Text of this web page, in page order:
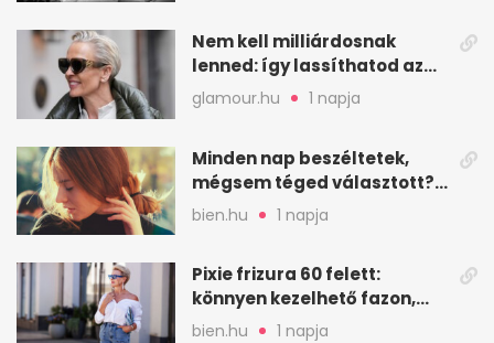
Nem kell milliárdosnak
lenned: így lassíthatod az
öregedést a biológus szerint
glamour.hu 1 napja
Minden nap beszéltetek,
mégsem téged választott?
Ez az érzelmi csapda
bien.hu 1 napja
Pixie frizura 60 felett:
könnyen kezelhető fazon,
ami karaktert ad
bien.hu 1 napja